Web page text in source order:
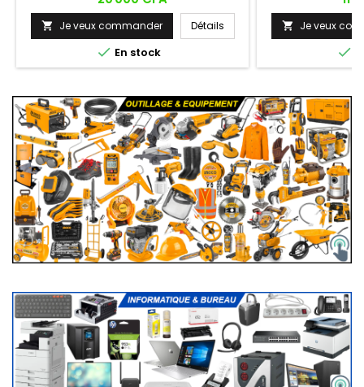
 Je veux commander Détails
 En stock
plusieurs
bandes
casual ou
 Je veux
